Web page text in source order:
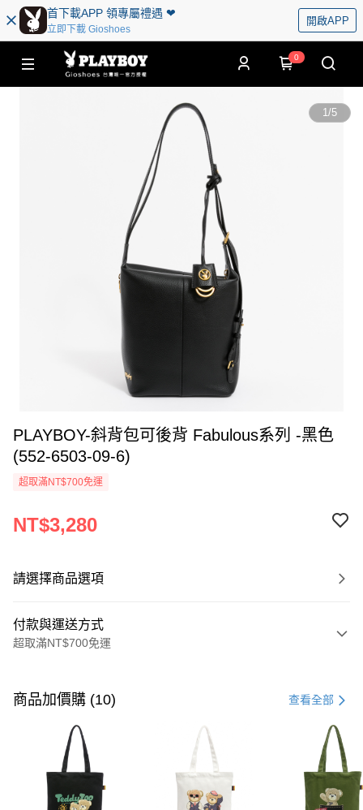
首下載APP 領專屬禮遇 ❤︎
立即下載 Gioshoes
開啟APP
0
1/5
PLAYBOY-斜背包可後背 Fabulous系列 -黑色
(552-6503-09-6)
超取滿NT$700免運
NT$3,280
請選擇商品選項
付款與運送方式
超取滿NT$700免運
信用卡一次付款
超商取貨付款
Apple Pay
商品加價購 (10) 查看全部